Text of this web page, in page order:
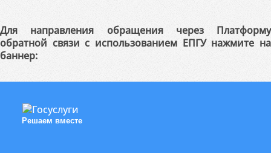
Для направления обращения через Платформу
обратной связи с использованием ЕПГУ нажмите на
баннер:
Решаем вместе